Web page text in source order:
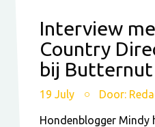
Interview
Country
bij Butternut
19 July Door:
Hondenblogger Mindy